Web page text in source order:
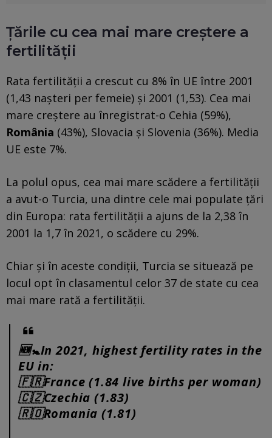
Țările cu cea mai mare creștere a
fertilității
Rata fertilității a crescut cu 8% în UE între 2001
(1,43 nașteri per femeie) și 2001 (1,53). Cea mai
mare creștere au înregistrat-o Cehia (59%),
România (43%), Slovacia și Slovenia (36%). Media
UE este 7%.
La polul opus, cea mai mare scădere a fertilității
a avut-o Turcia, una dintre cele mai populate țări
din Europa: rata fertilității a ajuns de la 2,38 în
2001 la 1,7 în 2021, o scădere cu 29%.
Chiar și în aceste condiții, Turcia se situează pe
locul opt în clasamentul celor 37 de state cu cea
mai mare rată a fertilității.
🆕🚼In 2021, highest fertility rates in the
EU in:
🇫🇷France (1.84 live births per woman)
🇨🇿Czechia (1.83)
🇷🇴Romania (1.81)